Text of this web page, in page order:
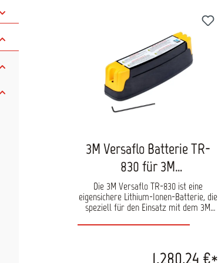
3M Versaflo Batterie TR-
830 für 3M
Atemschutzgebläse TR-800
Die 3M Versaflo TR-830 ist eine
eigensichere Lithium-Ionen-Batterie, die
speziell für den Einsatz mit dem 3M
TR-800 entwickelt wurde. Sie eignet sich
und ist ATEX-zertifiziert sowie nach CE-
und NIOSH-Standards zugelassen. Die
1.280,24 €*